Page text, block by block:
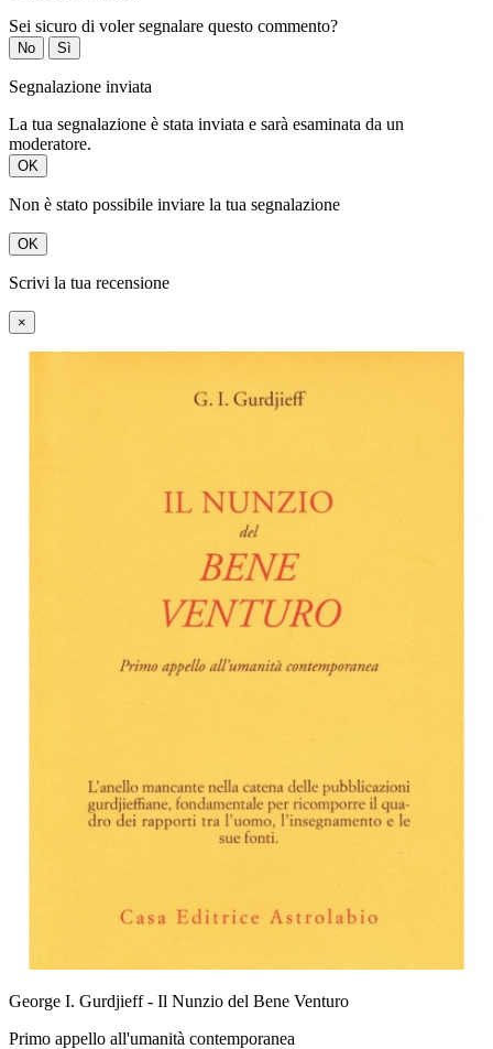
Sei sicuro di voler segnalare questo commento?
No Sì
Segnalazione inviata
La tua segnalazione è stata inviata e sarà esaminata da un
moderatore.
OK
Non è stato possibile inviare la tua segnalazione
OK
Scrivi la tua recensione
×
George I. Gurdjieff - Il Nunzio del Bene Venturo
Primo appello all'umanità contemporanea